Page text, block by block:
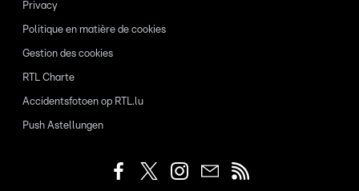
Privacy
Politique en matière de cookies
Gestion des cookies
RTL Charte
Accidentsfotoen op RTL.lu
Push Astellungen